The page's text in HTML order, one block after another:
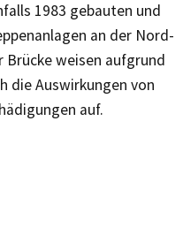
1983 gebauten und
an der Nord-
Brücke weisen aufgrund
die Auswirkungen von
auf.